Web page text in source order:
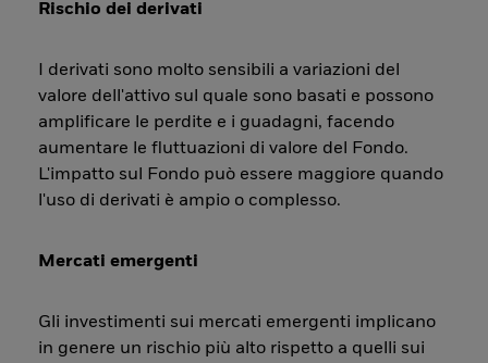
Rischio dei derivati
I derivati sono molto sensibili a variazioni del
valore dell'attivo sul quale sono basati e possono
amplificare le perdite e i guadagni, facendo
aumentare le fluttuazioni di valore del Fondo.
L'impatto sul Fondo può essere maggiore quando
l'uso di derivati è ampio o complesso.
Mercati emergenti
Gli investimenti sui mercati emergenti implicano
in genere un rischio più alto rispetto a quelli sui